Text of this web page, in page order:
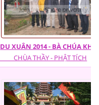
DU XUÂN 2014 - BÀ CHÚA KHO
CHÙA THẦY - PHẬT TÍCH